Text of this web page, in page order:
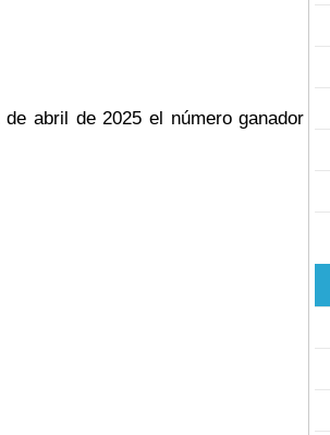
abril de 2025 el número ganador